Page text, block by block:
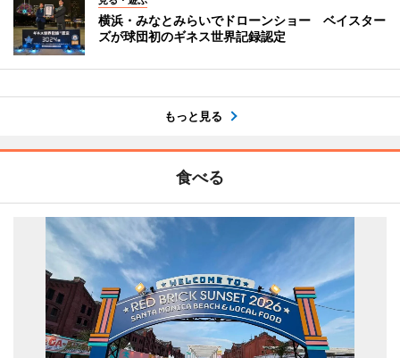
横浜・みなとみらいでドローンショー ベイスター
ズが球団初のギネス世界記録認定
もっと見る
食べる